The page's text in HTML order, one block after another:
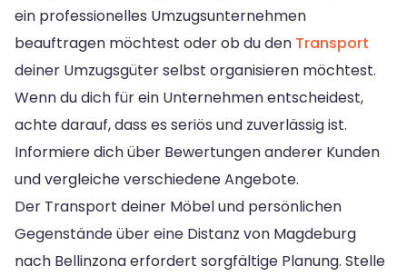
ein professionelles Umzugsunternehmen
beauftragen möchtest oder ob du den Transport
deiner Umzugsgüter selbst organisieren möchtest.
Wenn du dich für ein Unternehmen entscheidest,
achte darauf, dass es seriös und zuverlässig ist.
Informiere dich über Bewertungen anderer Kunden
und vergleiche verschiedene Angebote.
Der Transport deiner Möbel und persönlichen
Gegenstände über eine Distanz von Magdeburg
nach Bellinzona erfordert sorgfältige Planung. Stelle